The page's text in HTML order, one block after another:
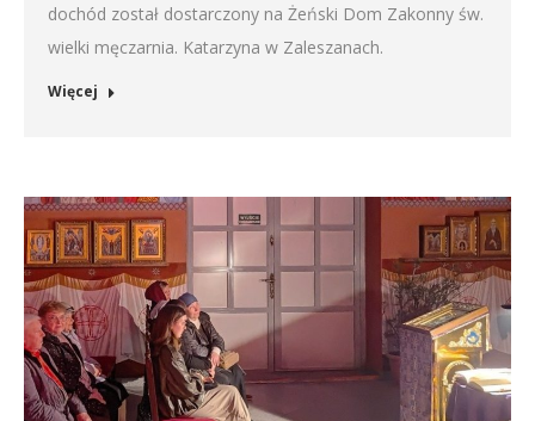
dochód został dostarczony na Żeński Dom Zakonny św.
wielki męczarnia. Katarzyna w Zaleszanach.
Więcej